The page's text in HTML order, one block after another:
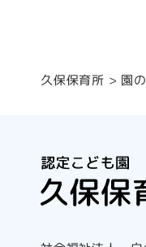
久保保育所 園